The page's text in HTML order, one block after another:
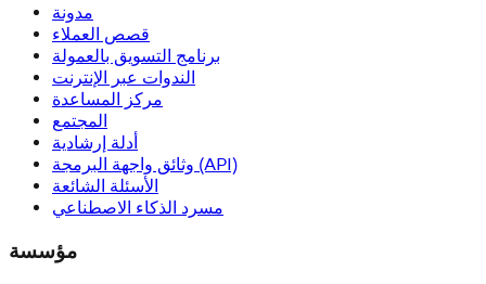
مدونة
قصص العملاء
برنامج التسويق بالعمولة
الندوات عبر الإنترنت
مركز المساعدة
المجتمع
أدلة إرشادية
وثائق واجهة البرمجة (API)
الأسئلة الشائعة
مسرد الذكاء الاصطناعي
مؤسسة